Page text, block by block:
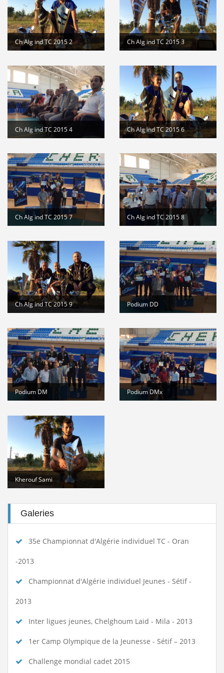
suite
Stage de formation à la faculté des...Lire la suite
المرحلة الجهوية التأهيلية للبطولة...Lire la suite
dispositions pratiques 2025-2026...Lire la suite
Ch Alg ind TC 2015 2 Ch Alg ind TC 2015 3
Ch Alg ind TC 2015 4 Ch Alg ind TC 2015 6
Ch Alg ind TC 2015 7 Ch Alg ind TC 2015 8
Ch Alg ind TC 2015 9 Podium DD
Podium DM Podium DMx
Kherouf Sami
Galeries
35e Championnat d'Algérie individuel TC - Oran
-2013
Championnat d'Algérie individuel Jeunes - Sétif -
2013
Inter ligues jeunes, Chelghoum Laid - Mila - 2013
1er Camp Olympique de la Jeunesse - Sétif – 2013
Challenge mondial cadet 2015